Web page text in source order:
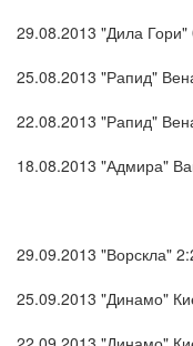
29.08.2013 "Дила
25.08.2013 "Рапид"
22.08.2013 "Рапид"
18.08.2013 "Адмира"
29.09.2013 "Ворскла"
25.09.2013 "Динамо"